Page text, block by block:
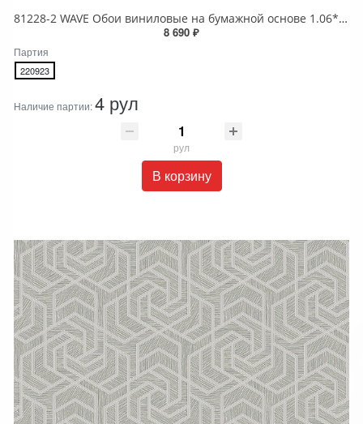
81228-2 WAVE Обои виниловые на бумажной основе 1.06*15.5
8 690 ₽
Партия
220923
Наличие партии:4 рул
рул
В корзину